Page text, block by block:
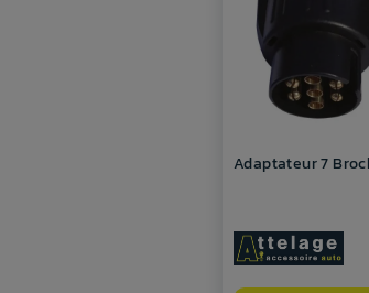
Adaptateur 7